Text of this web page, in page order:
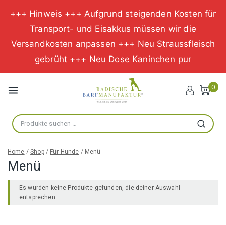
+++ Hinweis +++ Aufgrund steigenden Kosten für
Transport- und Eisakkus müssen wir die
Versandkosten anpassen +++ Neu Straussfleisch
gebrüht +++ Neu Dose Kaninchen pur
Inhalt
springen
0
Suche
nach:
Suchen
Home / Shop / Für Hunde / Menü
Menü
Es wurden keine Produkte gefunden, die deiner Auswahl
entsprechen.